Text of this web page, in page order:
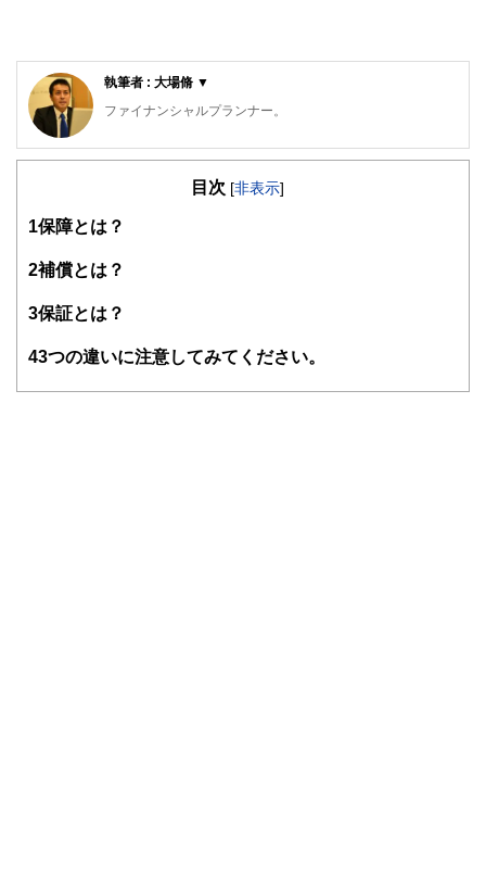
執筆者 : 大場脩 ▼
ファイナンシャルプランナー。
山形をベースに全国で活動する。
ン、地方ならではのマネープラン実情に精通している。
拠出年金、保険の見直し、地方在住者の教育資金など身近な
お金のことは前向きにシンプルに考えることがモットー。
地元山形の金融リテラシー向上のために日々奔走中。
目次 [非表示]
1保障とは？
2補償とは？
3保証とは？
43つの違いに注意してみてください。